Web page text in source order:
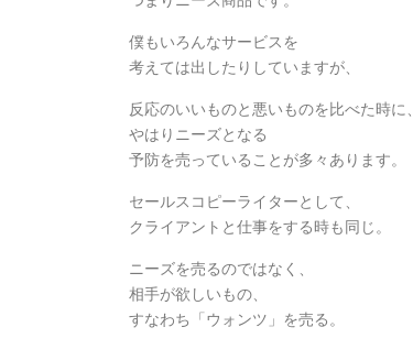
僕もいろんなサービスを
考えては出したりしていますが、
反応のいいものと悪いものを比べた時に、
やはりニーズとなる
予防を売っていることが多々あります。
セールスコピーライターとして、
クライアントと仕事をする時も同じ。
ニーズを売るのではなく、
相手が欲しいもの、
すなわち「ウォンツ」を売る。